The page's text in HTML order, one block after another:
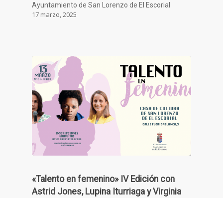
Ayuntamiento de San Lorenzo de El Escorial
17 marzo, 2025
«Talento en femenino» IV Edición con
Astrid Jones, Lupina Iturriaga y Virginia